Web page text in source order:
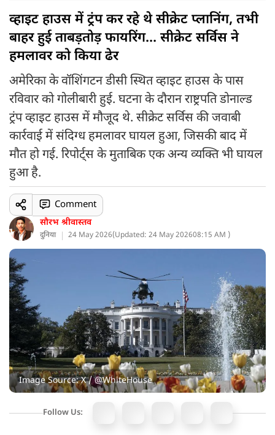
व्हाइट हाउस में ट्रंप कर रहे थे सीक्रेट प्लानिंग, तभी
बाहर हुई ताबड़तोड़ फायरिंग... सीक्रेट सर्विस ने
हमलावर को किया ढेर
अमेरिका के वॉशिंगटन डीसी स्थित व्हाइट हाउस के पास
रविवार को गोलीबारी हुई. घटना के दौरान राष्ट्रपति डोनाल्ड
ट्रंप व्हाइट हाउस में मौजूद थे. सीक्रेट सर्विस की जवाबी
कार्रवाई में संदिग्ध हमलावर घायल हुआ, जिसकी बाद में
मौत हो गई. रिपोर्ट्स के मुताबिक एक अन्य व्यक्ति भी घायल
हुआ है.
सौरभ श्रीवास्तव
दुनिया 24 May 2026(Updated: 24 May 202608:15 AM )
Comment
Image Source: X / @WhiteHouse
Follow Us: